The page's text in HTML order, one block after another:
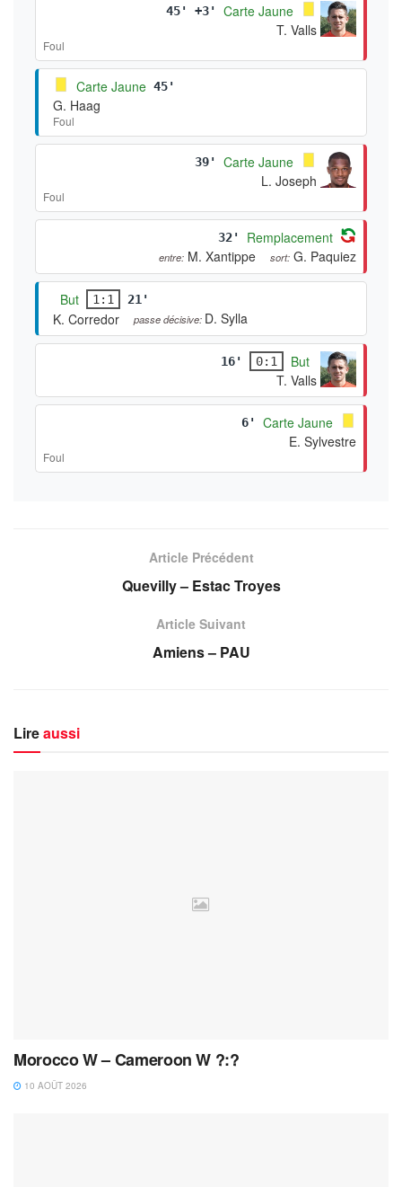
45' +3'
Carte Jaune
T. Valls
Foul
Carte Jaune 45'
G. Haag
Foul
39'
Carte Jaune
L. Joseph
Foul
32' Remplacement
entre: M. Xantippe sort: G. Paquiez
But 1:1 21'
K. Corredor passe décisive: D. Sylla
16' 0:1
But
T. Valls
6'
Carte Jaune
E. Sylvestre
Foul
Article Précédent
Quevilly – Estac Troyes
Article Suivant
Amiens – PAU
Lireaussi
Morocco W – Cameroon W ?:?
10 AOÛT 2026